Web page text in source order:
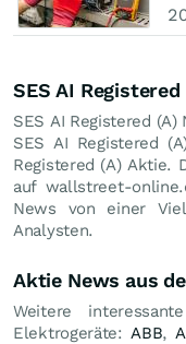
SES AI
SES AI Registered
SES AI Registered
Registered (A) Aktie.
auf wallstreet-
News von einer
Analysten.
Aktie News aus
Weitere
Elektrogeräte:ABB,